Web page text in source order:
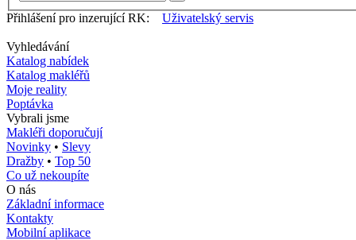
Přihlášení pro inzerující RK:
Uživatelský servis
Vyhledávání
Katalog nabídek
Katalog makléřů
Moje reality
Poptávka
Vybrali jsme
Makléři doporučují
Novinky • Slevy
Dražby • Top 50
Co už nekoupíte
O nás
Základní informace
Kontakty
Mobilní aplikace